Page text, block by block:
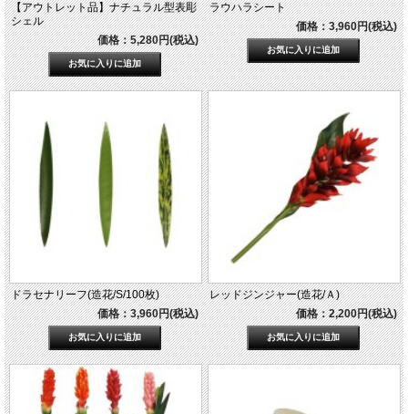
【アウトレット品】ナチュラル型表彫
シェル
価格：5,280円(税込)
ラウハラシート
価格：3,960円(税込)
ドラセナリーフ(造花/S/100枚)
価格：3,960円(税込)
レッドジンジャー(造花/Ａ)
価格：2,200円(税込)